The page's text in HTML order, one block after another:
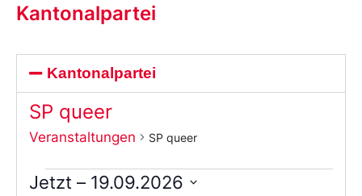
Kantonalpartei
Kantonalpartei
SP queer
Veranstaltungen SP queer
Jetzt – 19.09.2026